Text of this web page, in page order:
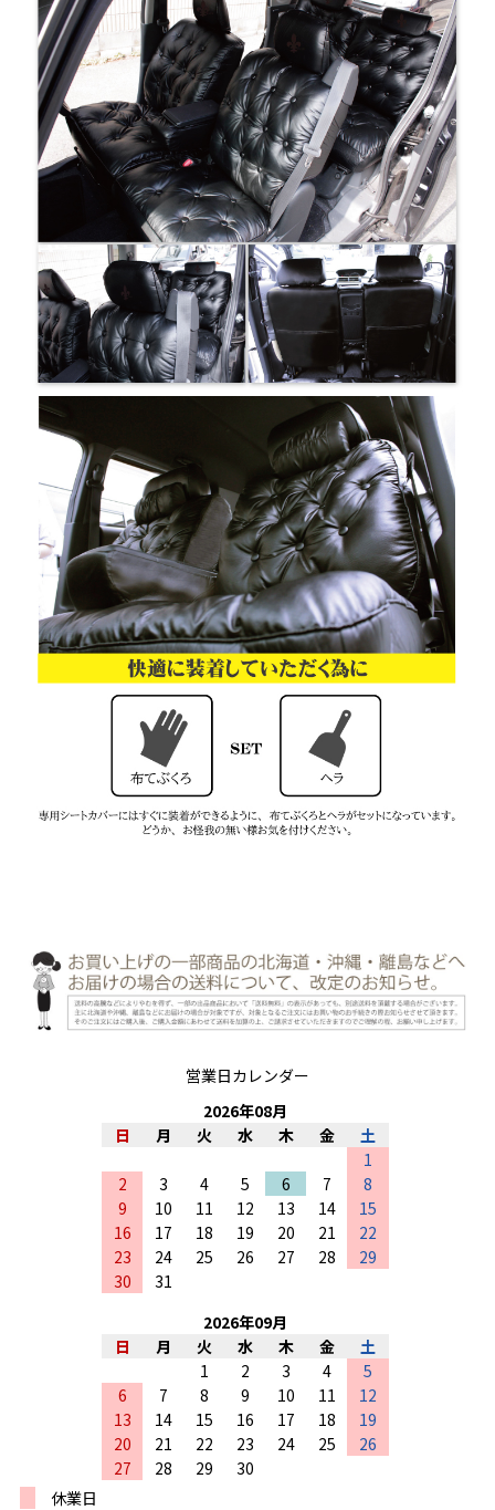
営業日カレンダー
2026年08月
日
月 火 水 木 金
土
1
2
3 4 5 6 7
8
9
10 11 12 13 14
15
16
17 18 19 20 21
22
23
24 25 26 27 28
29
30
31
2026年09月
日
月 火 水 木 金
土
1
2 3 4
5
6
7 8 9 10 11
12
13
14 15 16 17 18
19
20
21 22 23 24 25
26
27
28 29
30
休業日